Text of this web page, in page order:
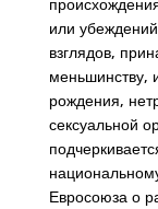
или
взглядов,
меньшинству,
рождения,
сексуальной
Евросоюза о